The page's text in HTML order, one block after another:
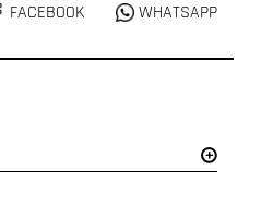
FACEBOOK WHATSAPP